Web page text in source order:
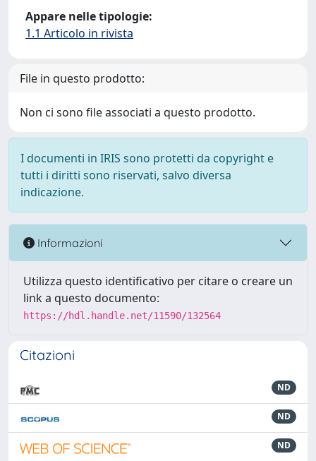
Appare nelle tipologie:
1.1 Articolo in rivista
File in questo prodotto:
Non ci sono file associati a questo prodotto.
I documenti in IRIS sono protetti da copyright e
tutti i diritti sono riservati, salvo diversa
indicazione.
Informazioni
Utilizza questo identificativo per citare o creare un
link a questo documento:
https://hdl.handle.net/11590/132564
Citazioni
ND
ND
ND